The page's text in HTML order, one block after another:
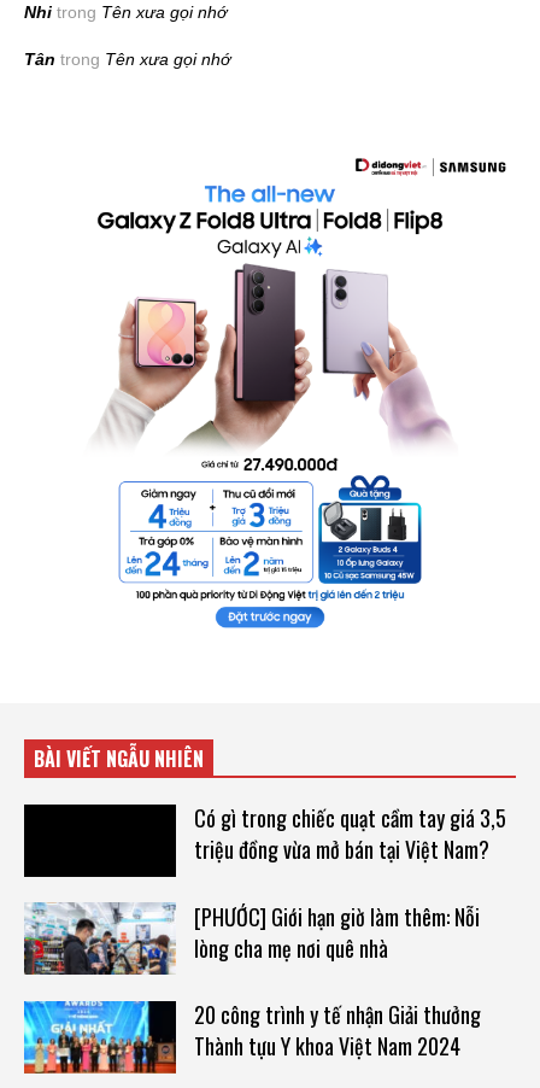
Nhi trong Tên xưa gọi nhớ
Tân trong Tên xưa gọi nhớ
BÀI VIẾT NGẪU NHIÊN
Có gì trong chiếc quạt cầm tay giá 3,5
triệu đồng vừa mở bán tại Việt Nam?
[PHƯỚC] Giới hạn giờ làm thêm: Nỗi
lòng cha mẹ nơi quê nhà
20 công trình y tế nhận Giải thưởng
Thành tựu Y khoa Việt Nam 2024